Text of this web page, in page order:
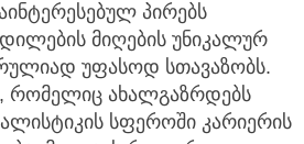
პირებს
მიღების უნიკალურ
უფასოდ სთავაზობს.
რომელიც ახალგაზრდებს
სფეროში კარიერის